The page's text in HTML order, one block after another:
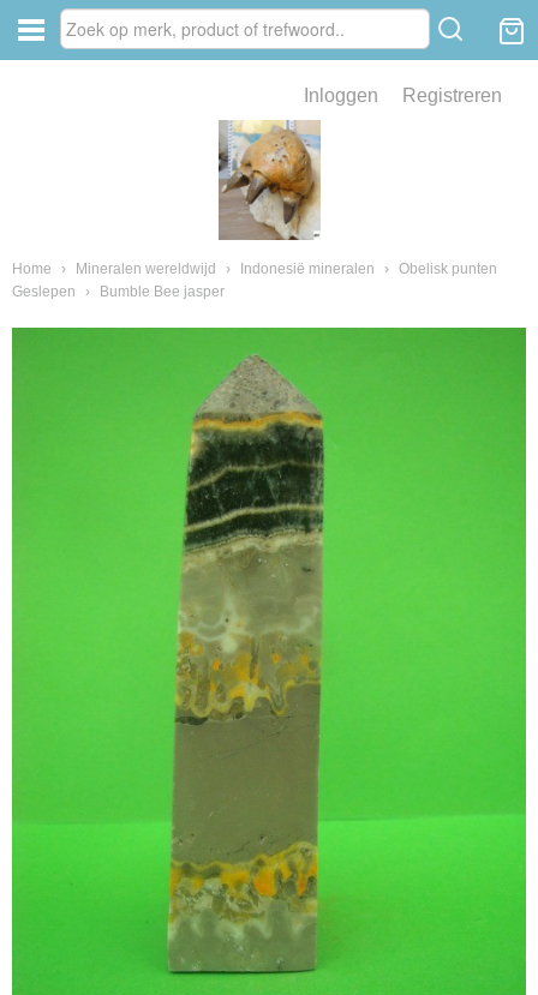
Inloggen Registreren
Home › Mineralen wereldwijd › Indonesië mineralen › Obelisk punten
Geslepen
› Bumble Bee jasper
van fossielen en mineralen